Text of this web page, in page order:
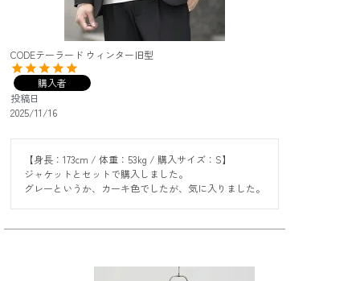
CODEテーラード ウィンター旧型
購入者
投稿日
2025/11/16
【身長：173cm / 体重：53kg / 購入サイズ：S】
ジャケットとセットで購入しました。
グレーというか、カーキ色でしたが、気に入りました。